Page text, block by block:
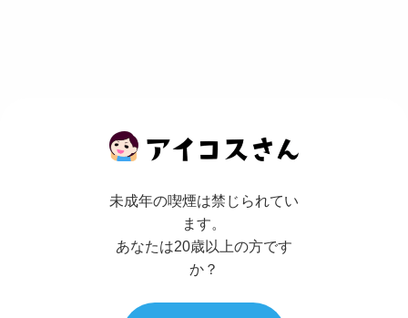
未成年の喫煙は禁じられてい
ます。
あなたは20歳以上の方です
か？